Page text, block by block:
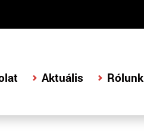
Aktuális Rólunk